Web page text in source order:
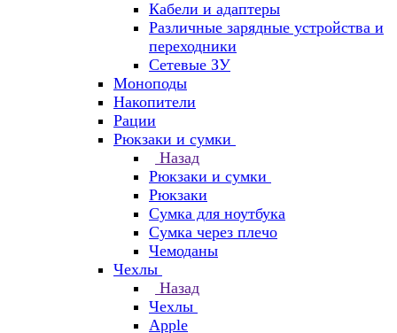
Кабели и адаптеры
Различные зарядные устройства и
переходники
Сетевые ЗУ
Моноподы
Накопители
Рации
Рюкзаки и сумки
Назад
Рюкзаки и сумки
Рюкзаки
Сумка для ноутбука
Сумка через плечо
Чемоданы
Чехлы
Назад
Чехлы
Apple